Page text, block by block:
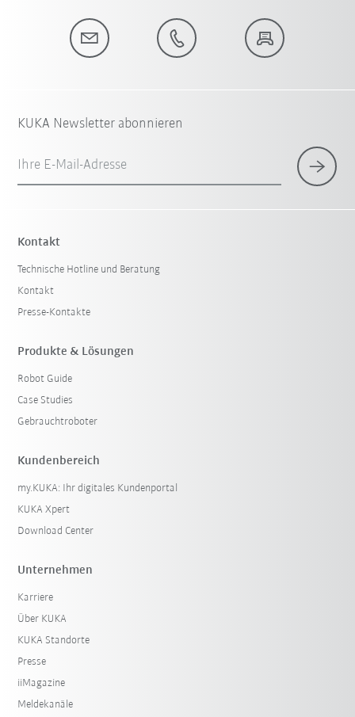
KUKA Newsletter abonnieren
Ihre E-Mail-Adresse
Kontakt
Technische Hotline und Beratung
Kontakt
Presse-Kontakte
Produkte & Lösungen
Robot Guide
Case Studies
Gebrauchtroboter
Kundenbereich
my.KUKA: Ihr digitales Kundenportal
KUKA Xpert
Download Center
Unternehmen
Karriere
Über KUKA
KUKA Standorte
Presse
iiMagazine
Meldekanäle